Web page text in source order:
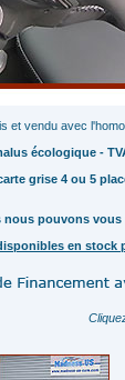
et vendu avec
écologique -
grise 4 ou 5
nous pouvons
en stock